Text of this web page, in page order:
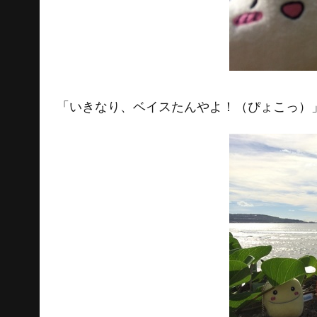
「いきなり、ベイスたんやよ！（ぴょこっ）